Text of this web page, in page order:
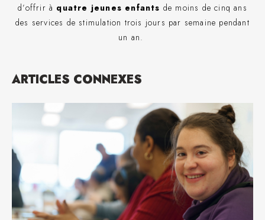
d’offrir à quatre jeunes enfants de moins de cinq ans
des services de stimulation trois jours par semaine pendant
un an.
ARTICLES CONNEXES